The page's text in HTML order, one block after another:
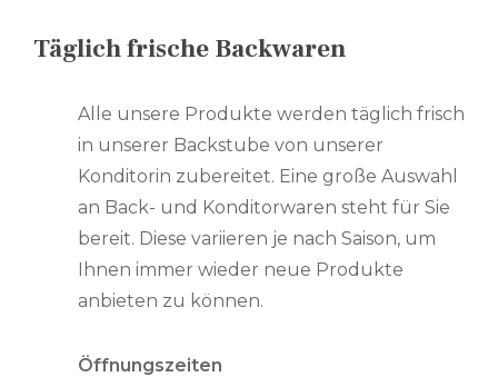
Täglich frische Backwaren
Alle unsere Produkte werden täglich frisch
in unserer Backstube von unserer
Konditorin zubereitet. Eine große Auswahl
an Back- und Konditorwaren steht für Sie
bereit. Diese variieren je nach Saison, um
Ihnen immer wieder neue Produkte
anbieten zu können.
Öffnungszeiten